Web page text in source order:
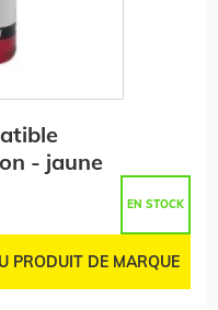
- jaune
EN STOCK
PRODUIT DE MARQUE